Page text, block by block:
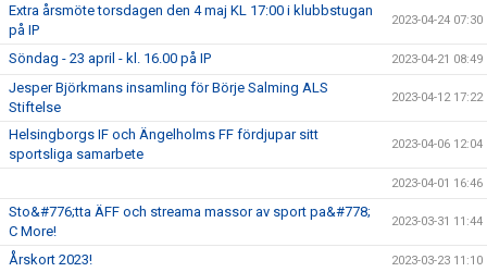
Extra årsmöte torsdagen den 4 maj KL 17:00 i klubbstugan
på IP
2023-04-24 07:30
Söndag - 23 april - kl. 16.00 på IP 2023-04-21 08:49
Jesper Björkmans insamling för Börje Salming ALS
Stiftelse
2023-04-12 17:22
Helsingborgs IF och Ängelholms FF fördjupar sitt
sportsliga samarbete
2023-04-06 12:04
2023-04-01 16:46
Sto&#776;tta ÄFF och streama massor av sport pa&#778;
C More!
2023-03-31 11:44
Årskort 2023! 2023-03-23 11:10